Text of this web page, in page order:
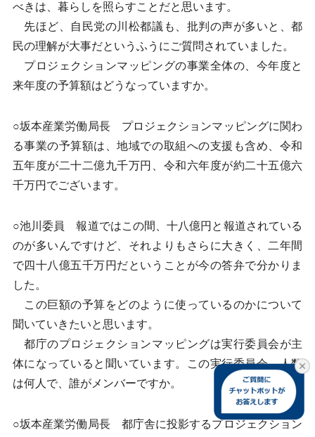
べきは、暮らしを照らすことだと思います。
先ほど、自民党の川松都議も、批判の声が多いと、都
民の理解が大事だというふうにご質問されていました。
プロジェクションマッピングの事業全体の、今年度と
来年度の予算額はどうなっていますか。
○坂本産業労働局長 プロジェクションマッピングに関わ
る事業の予算額は、地域での取組への支援も含め、令和
五年度が二十二億九千万円、令和六年度が約二十五億六
千万円でございます。
○池川委員 報道ではこの間、十八億円と報道されている
のが多いんですけど、それよりもさらに大きく、二年間
で四十八億五千万円だということが今の答弁で分かりま
した。
この巨額の予算をどのように使っているのかについて
聞いていきたいと思います。
都庁のプロジェクションマッピングは実行委員会が主
体になっていると聞いています。この実行委員会、人数
は何人で、誰がメンバーですか。
○坂本産業労働局長 都庁舎に投影するプロジェクション